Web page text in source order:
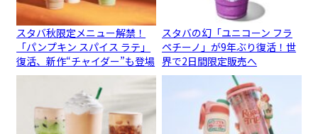
スタバ秋限定メニュー解禁！
「パンプキン スパイス ラテ」
復活、新作“チャイダー”も登場
スタバの幻「ユニコーン フラ
ペチーノ」が9年ぶり復活！世
界で2日間限定販売へ